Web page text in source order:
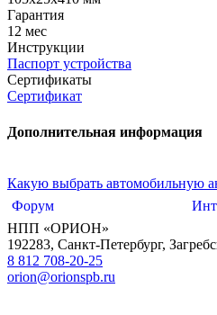
Гарантия
12 мес
Инструкции
Паспорт устройства
Сертификаты
Сертификат
Дополнительная информация
Какую выбрать автомобильную
Форум
НПП «ОРИОН»
192283, Санкт-Петербург,
8 812 708-20-25
orion@orionspb.ru